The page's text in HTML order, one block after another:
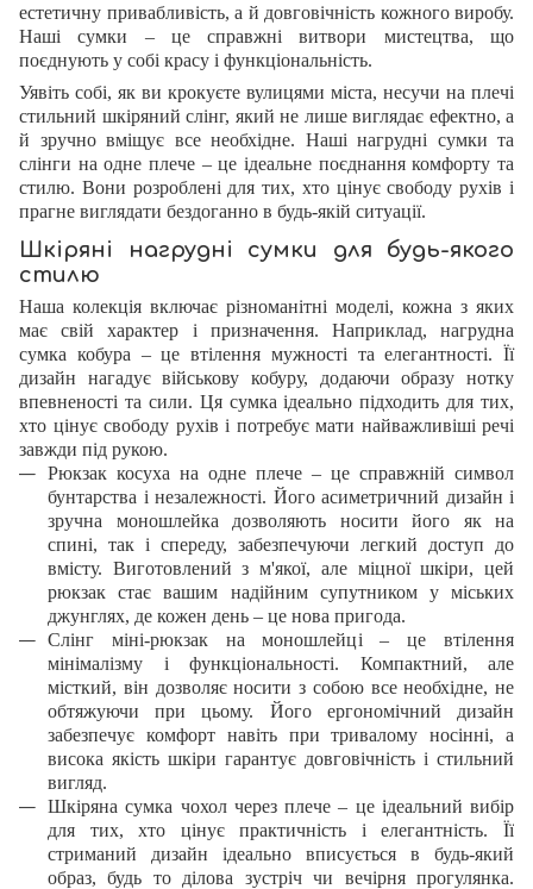
естетичну привабливість, а й довговічність кожного виробу.
Наші сумки – це справжні витвори мистецтва, що
поєднують у собі красу і функціональність.
Уявіть собі, як ви крокуєте вулицями міста, несучи на плечі
стильний шкіряний слінг, який не лише виглядає ефектно, а
й зручно вміщує все необхідне. Наші нагрудні сумки та
слінги на одне плече – це ідеальне поєднання комфорту та
стилю. Вони розроблені для тих, хто цінує свободу рухів і
прагне виглядати бездоганно в будь-якій ситуації.
Шкіряні нагрудні сумки для будь-якого
стилю
Наша колекція включає різноманітні моделі, кожна з яких
має свій характер і призначення. Наприклад, нагрудна
сумка кобура – це втілення мужності та елегантності. Її
дизайн нагадує військову кобуру, додаючи образу нотку
впевненості та сили. Ця сумка ідеально підходить для тих,
хто цінує свободу рухів і потребує мати найважливіші речі
завжди під рукою.
Рюкзак косуха на одне плече – це справжній символ
бунтарства і незалежності. Його асиметричний дизайн і
зручна моношлейка дозволяють носити його як на
спині, так і спереду, забезпечуючи легкий доступ до
вмісту. Виготовлений з м'якої, але міцної шкіри, цей
рюкзак стає вашим надійним супутником у міських
джунглях, де кожен день – це нова пригода.
Слінг міні-рюкзак на моношлейці – це втілення
мінімалізму і функціональності. Компактний, але
місткий, він дозволяє носити з собою все необхідне, не
обтяжуючи при цьому. Його ергономічний дизайн
забезпечує комфорт навіть при тривалому носінні, а
висока якість шкіри гарантує довговічність і стильний
вигляд.
Шкіряна сумка чохол через плече – це ідеальний вибір
для тих, хто цінує практичність і елегантність. Її
стриманий дизайн ідеально вписується в будь-який
образ, будь то ділова зустріч чи вечірня прогулянка.